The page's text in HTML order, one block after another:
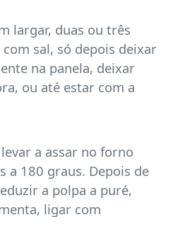
largar, duas ou três
sal, só depois deixar
na panela, deixar
ou até estar com a
a assar no forno
a 180 graus. Depois de
a polpa a puré,
ligar com